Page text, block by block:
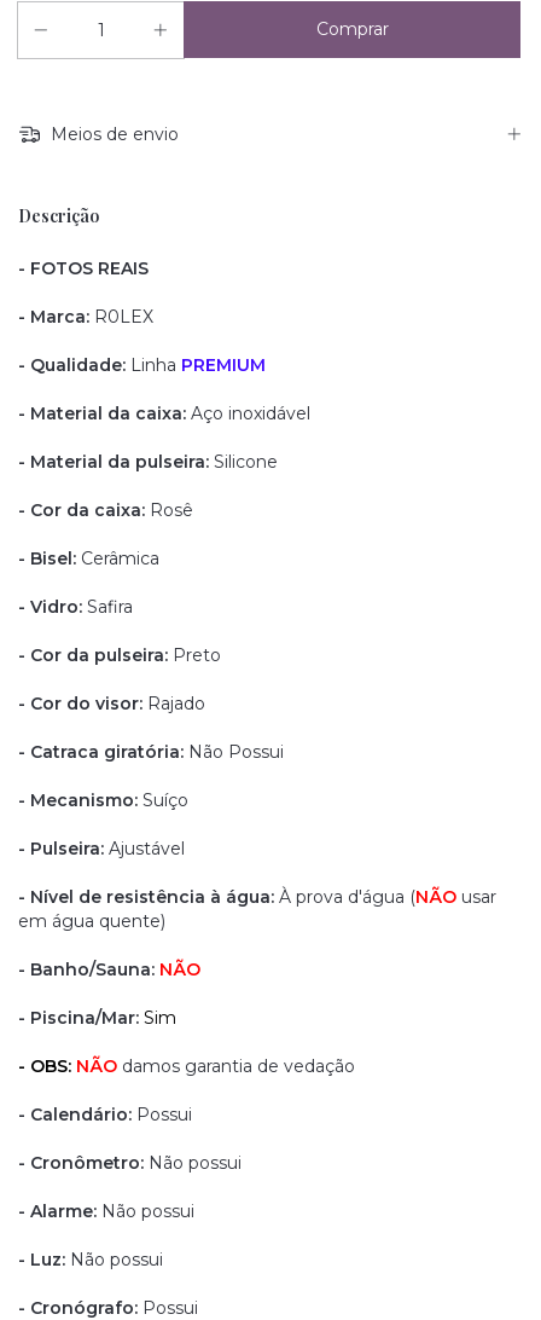
Meios de envio
Descrição
- FOTOS REAIS
- Marca: R0LEX
- Qualidade: Linha PREMIUM
- Material da caixa: Aço inoxidável
- Material da pulseira: Silicone
- Cor da caixa: Rosê
- Bisel: Cerâmica
- Vidro: Safira
- Cor da pulseira: Preto
- Cor do visor: Rajado
- Catraca giratória: Não Possui
- Mecanismo: Suíço
- Pulseira: Ajustável
- Nível de resistência à água: À prova d'água (NÃO usar
em água quente)
- Banho/Sauna: NÃO
- Piscina/Mar: Sim
- OBS: NÃO damos garantia de vedação
- Calendário: Possui
- Cronômetro: Não possui
- Alarme: Não possui
- Luz: Não possui
- Cronógrafo: Possui